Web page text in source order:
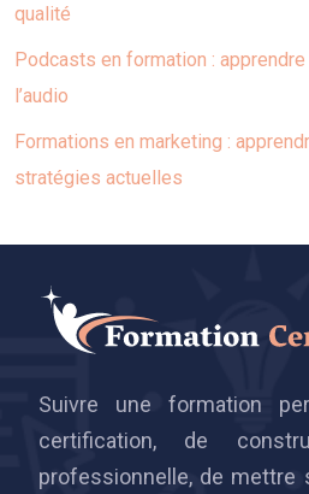
qualité
Podcasts en formation :
l’audio
Formations en marketing :
stratégies actuelles
Suivre une formation
certification, de
professionnelle, de mettre